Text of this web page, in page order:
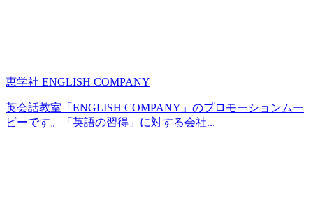
恵学社 ENGLISH COMPANY
英会話教室「ENGLISH COMPANY」のプロモーションムー
ビーです。「英語の習得」に対する会社...